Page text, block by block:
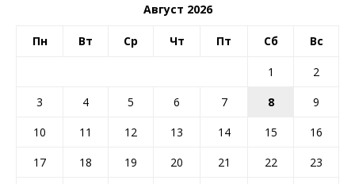
Август 2026
Пн Вт Ср Чт Пт Сб Вс
1
2
3
4 5 6 7 8
9
10
11 12 13 14 15
16
17
18 19 20 21 22
23